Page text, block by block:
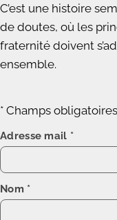
C’est une histoire
de doutes, où les
fraternité doivent
ensemble.
* Champs obligatoires
Adresse mail *
Nom *